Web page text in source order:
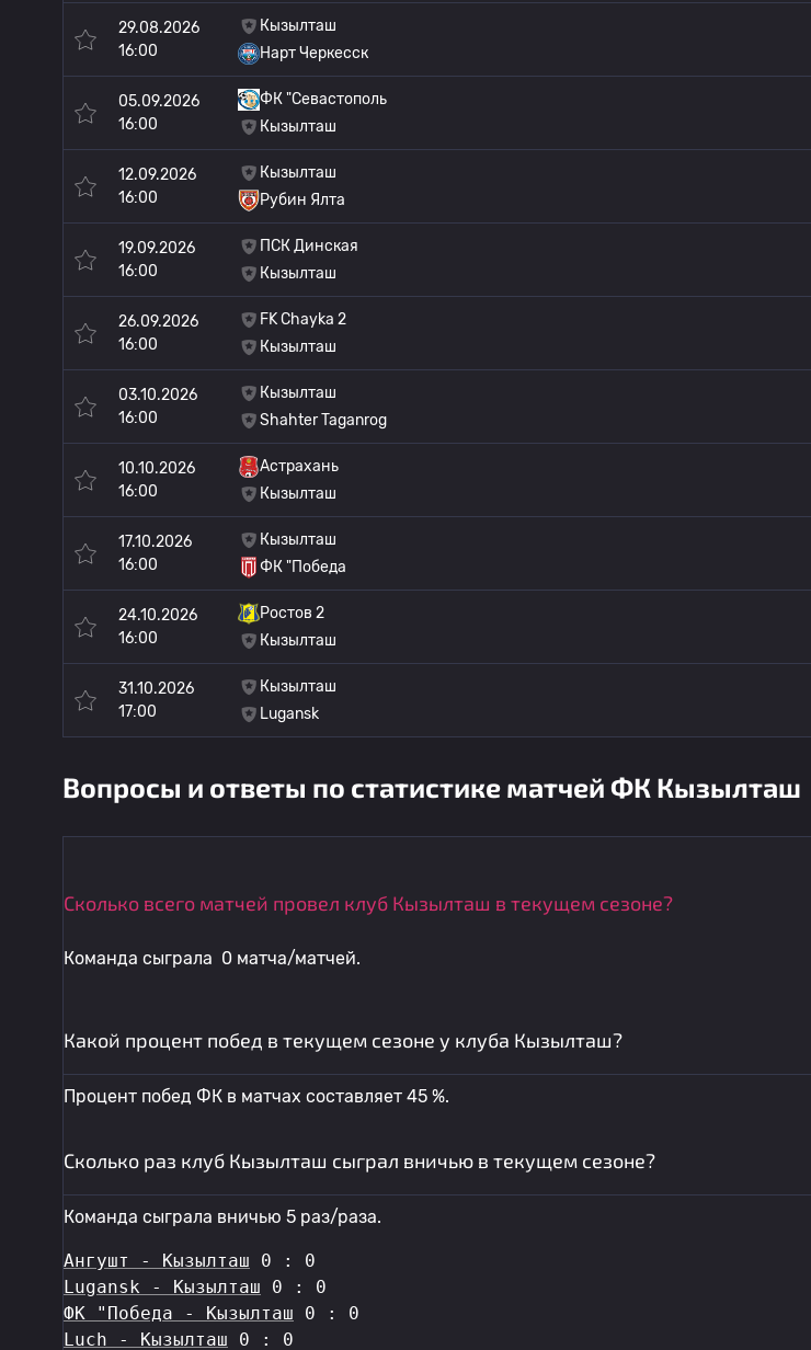
29.08.2026
16:00
Кызылташ
Нарт Черкесск
05.09.2026
16:00
ФК "Севастополь
Кызылташ
12.09.2026
16:00
Кызылташ
Рубин Ялта
19.09.2026
16:00
ПСК Динская
Кызылташ
26.09.2026
16:00
FK Chayka 2
Кызылташ
03.10.2026
16:00
Кызылташ
Shahter Taganrog
10.10.2026
16:00
Астрахань
Кызылташ
17.10.2026
16:00
Кызылташ
ФК "Победа
24.10.2026
16:00
Ростов 2
Кызылташ
31.10.2026
17:00
Кызылташ
Lugansk
Вопросы и ответы по статистике матчей ФК Кызылташ
Сколько всего матчей провел клуб Кызылташ в текущем сезоне?
Команда сыграла 0 матча/матчей.
Какой процент побед в текущем сезоне у клуба Кызылташ?
Процент побед ФК в матчах составляет 45 %.
Сколько раз клуб Кызылташ сыграл вничью в текущем сезоне?
Команда сыграла вничью 5 раз/раза.
Ангушт - Кызылташ 0 : 0
Lugansk - Кызылташ 0 : 0
ФК "Победа - Кызылташ 0 : 0
Luch - Кызылташ 0 : 0